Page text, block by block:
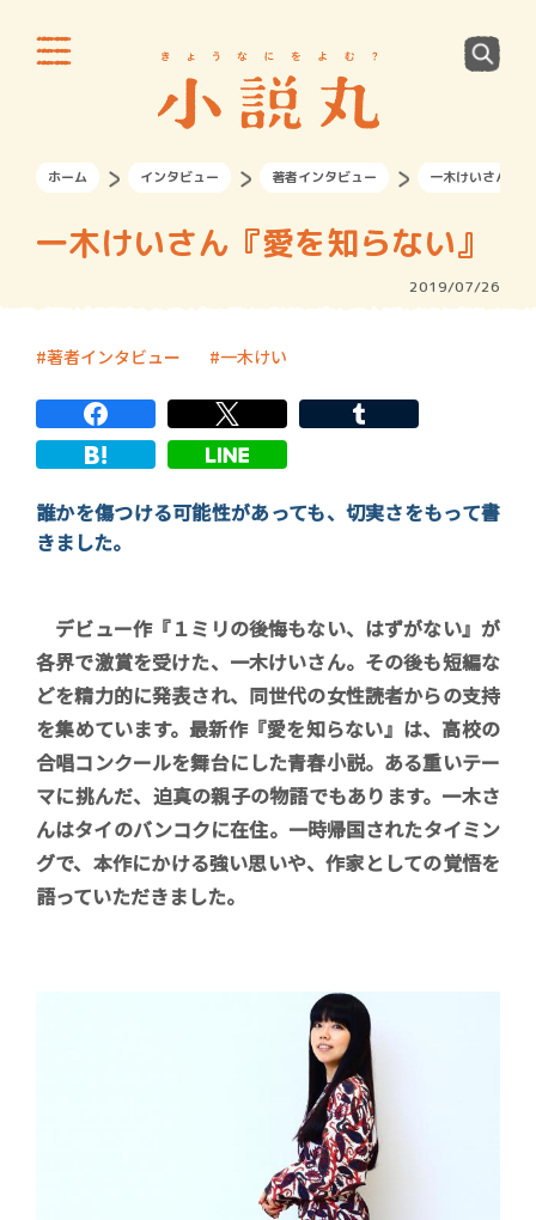
ホーム インタビュー 著者インタビュー 一木けいさん『
一木けいさん『愛を知らない』
2019/07/26
著者インタビュー 一木けい
誰かを傷つける可能性があっても、切実さをもって書
きました。
デビュー作『１ミリの後悔もない、はずがない』が
各界で激賞を受けた、一木けいさん。その後も短編な
どを精力的に発表され、同世代の女性読者からの支持
を集めています。最新作『愛を知らない』は、高校の
合唱コンクールを舞台にした青春小説。ある重いテー
マに挑んだ、迫真の親子の物語でもあります。一木さ
んはタイのバンコクに在住。一時帰国されたタイミン
グで、本作にかける強い思いや、作家としての覚悟を
語っていただきました。